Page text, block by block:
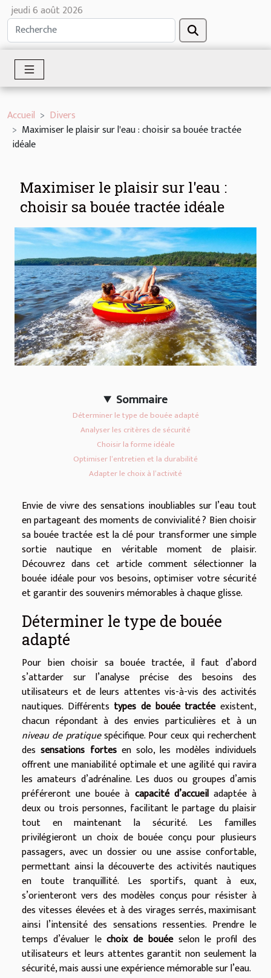
jeudi 6 août 2026
Accueil
Divers
Maximiser le plaisir sur l'eau : choisir sa bouée tractée
idéale
Maximiser le plaisir sur l'eau :
choisir sa bouée tractée idéale
Sommaire
Déterminer le type de bouée adapté
Analyser les critères de sécurité
Choisir la forme idéale
Optimiser l’entretien et la durabilité
Adapter le choix à l’activité
Envie de vivre des sensations inoubliables sur l’eau tout
en partageant des moments de convivialité ? Bien choisir
sa bouée tractée est la clé pour transformer une simple
sortie nautique en véritable moment de plaisir.
Découvrez dans cet article comment sélectionner la
bouée idéale pour vos besoins, optimiser votre sécurité
et garantir des souvenirs mémorables à chaque glisse.
Déterminer le type de bouée
adapté
Pour bien choisir sa bouée tractée, il faut d’abord
s’attarder sur l’analyse précise des besoins des
utilisateurs et de leurs attentes vis-à-vis des activités
nautiques. Différents types de bouée tractéeexistent,
chacun répondant à des envies particulières et à un
niveau de pratiquespécifique. Pour ceux qui recherchent
dessensations fortesen solo, les modèles individuels
offrent une maniabilité optimale et une agilité qui ravira
les amateurs d’adrénaline. Les duos ou groupes d’amis
préféreront une bouée à capacité d’accueiladaptée à
deux ou trois personnes, facilitant le partage du plaisir
tout en maintenant la sécurité. Les familles
privilégieront un choix de bouée conçu pour plusieurs
passagers, avec un dossier ou une assise confortable,
permettant ainsi la découverte des activités nautiques
en toute tranquillité. Les sportifs, quant à eux,
s’orienteront vers des modèles conçus pour résister à
des vitesses élevées et à des virages serrés, maximisant
ainsi l’intensité des sensations ressenties. Prendre le
temps d’évaluer lechoix de bouéeselon le profil des
utilisateurs et leurs attentes garantit non seulement la
sécurité, mais aussi une expérience mémorable sur l’eau.